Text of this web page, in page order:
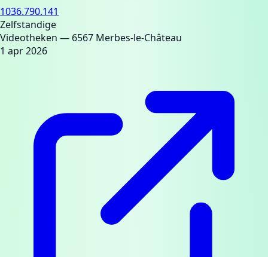
1036.790.141
Zelfstandige
Videotheken — 6567 Merbes-le-Château
1 apr 2026